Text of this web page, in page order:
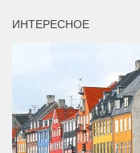
ИНТЕРЕСНОЕ